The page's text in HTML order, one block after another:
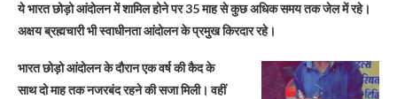
ये भारत छोड़ो आंदोलन में शामिल होने पर 35 माह से कुछ अधिक समय तक जेल में रहे।
अक्षय ब्रह्मचारी भी स्वाधीनता आंदोलन के प्रमुख किरदार रहे।
भारत छोड़ो आंदोलन के दौरान एक वर्ष की कैद के
साथ दो माह तक नजरबंद रहने की सजा मिली। वहीं